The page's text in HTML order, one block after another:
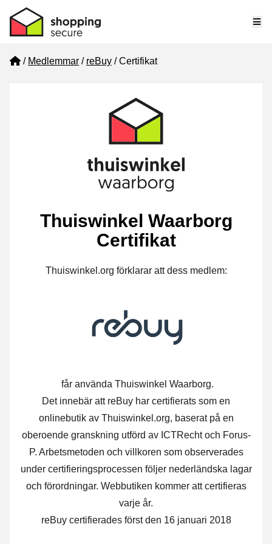
Home
Medlemmar reBuy Certifikat
Thuiswinkel Waarborg
Certifikat
Thuiswinkel.org förklarar att dess medlem:
får använda Thuiswinkel Waarborg.
Det innebär att reBuy har certifierats som en
onlinebutik av Thuiswinkel.org, baserat på en
oberoende granskning utförd av ICTRecht och Forus-
P. Arbetsmetoden och villkoren som observerades
under certifieringsprocessen följer nederländska lagar
och förordningar. Webbutiken kommer att certifieras
varje år.
reBuy certifierades först den 16 januari 2018